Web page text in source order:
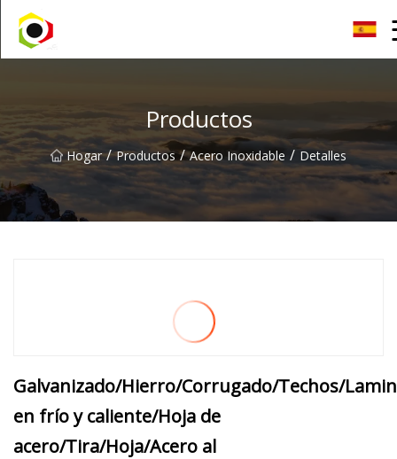
Productos
Hogar / Productos / Acero Inoxidable / Detalles
Galvanizado/Hierro/Corrugado/Techos/
en frío y caliente/Hoja de
acero/Tira/Hoja/Acero al